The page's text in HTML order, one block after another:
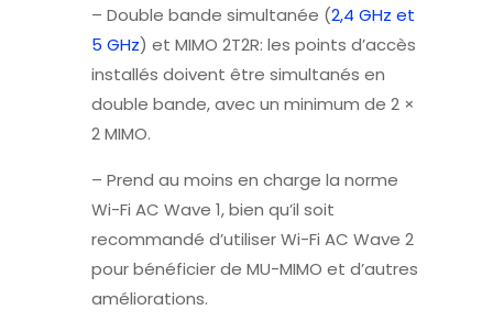
– Double bande simultanée (2,4 GHz et
5 GHz) et MIMO 2T2R: les points d’accès
installés doivent être simultanés en
double bande, avec un minimum de 2 ×
2 MIMO.
– Prend au moins en charge la norme
Wi-Fi AC Wave 1, bien qu’il soit
recommandé d’utiliser Wi-Fi AC Wave 2
pour bénéficier de MU-MIMO et d’autres
améliorations.